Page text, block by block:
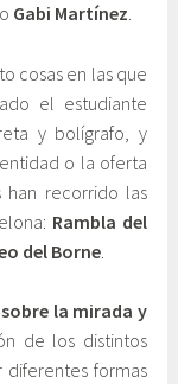
Gabi Martínez.
cosas en las que
el estudiante
y bolígrafo, y
o la oferta
han recorrido las
Rambla del
del Borne
la mirada y
de los distintos
formas